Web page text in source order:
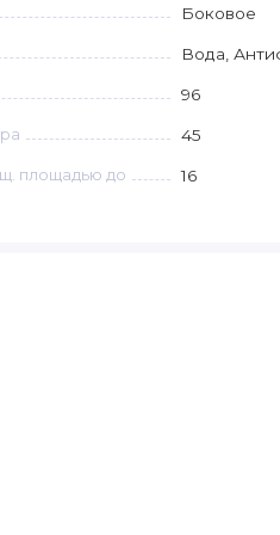
Боковое
Вода,
96
45
площадью до 16